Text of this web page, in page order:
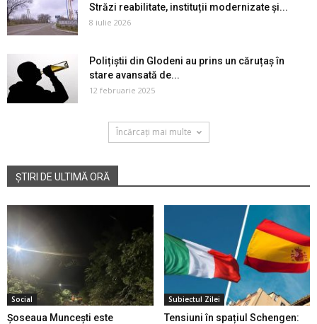
Străzi reabilitate, instituții modernizate și...
8 iulie 2026
Polițiștii din Glodeni au prins un căruțaș în
stare avansată de...
12 februarie 2025
Încărcați mai multe
ȘTIRI DE ULTIMĂ ORĂ
Social
Șoseaua Muncești este
Subiectul Zilei
Tensiuni în spațiul Schengen: